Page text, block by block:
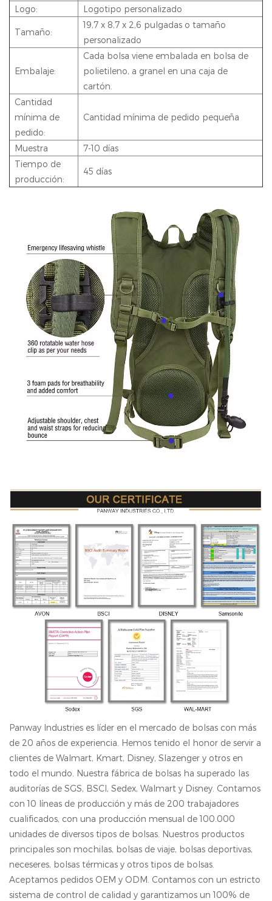
Logo: Logotipo personalizado
Tamaño:
19,7 x 8,7 x 2,6 pulgadas o tamaño
personalizado
Embalaje:
Cada bolsa viene embalada en bolsa de
polietileno, a granel en una caja de
cartón.
Cantidad
mínima de
pedido:
Cantidad mínima de pedido pequeña
Muestra
7-10 días
Tiempo de
producción:
45 días
Panway Industries es líder en el mercado de bolsas con más
de 20 años de experiencia. Hemos tenido el honor de servir a
clientes de Walmart, Kmart, Disney, Slazenger y otros en
todo el mundo. Nuestra fábrica de bolsas ha superado las
auditorías de SGS, BSCI, Sedex, Walmart y Disney. Contamos
con 10 líneas de producción y más de 200 trabajadores
cualificados, con una producción mensual de 100.000
unidades de diversos tipos de bolsas. Nuestros productos
principales son mochilas, bolsas de viaje, bolsas deportivas,
neceseres, bolsas térmicas y otros tipos de bolsas.
Aceptamos pedidos OEM y ODM. Contamos con un estricto
sistema de control de calidad y garantizamos un 100% de